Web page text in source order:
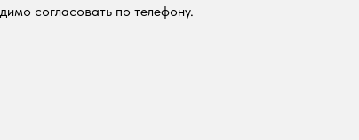
согласовать по телефону.